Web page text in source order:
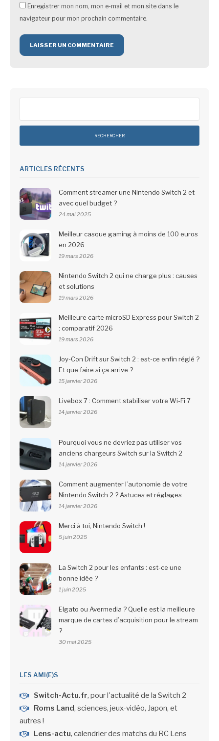
Enregistrer mon nom, mon e-mail et mon site dans le
navigateur pour mon prochain commentaire.
ARTICLES RÉCENTS
Comment streamer une Nintendo Switch 2 et
avec quel budget ?
24 mai 2025
Meilleur casque gaming à moins de 100 euros
en 2026
19 mars 2026
Nintendo Switch 2 qui ne charge plus : causes
et solutions
19 mars 2026
Meilleure carte microSD Express pour Switch 2
: comparatif 2026
19 mars 2026
Joy-Con Drift sur Switch 2 : est-ce enfin réglé ?
Et que faire si ça arrive ?
15 janvier 2026
Livebox 7 : Comment stabiliser votre Wi-Fi 7
14 janvier 2026
Pourquoi vous ne devriez pas utiliser vos
anciens chargeurs Switch sur la Switch 2
14 janvier 2026
Comment augmenter l’autonomie de votre
Nintendo Switch 2 ? Astuces et réglages
14 janvier 2026
Merci à toi, Nintendo Switch !
5 juin 2025
La Switch 2 pour les enfants : est-ce une
bonne idée ?
1 juin 2025
Elgato ou Avermedia ? Quelle est la meilleure
marque de cartes d’acquisition pour le stream
?
30 mai 2025
LES AMI(E)S
Switch-Actu.fr, pour l'actualité de la Switch 2
Roms Land, sciences, jeux-vidéo, Japon, et
autres !
Lens-actu, calendrier des matchs du RC Lens